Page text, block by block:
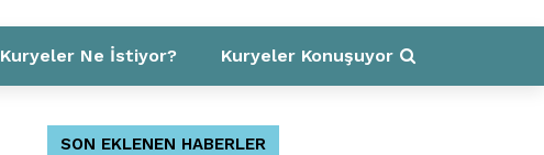
Kuryeler Ne İstiyor? Kuryeler Konuşuyor
SON EKLENEN HABERLER